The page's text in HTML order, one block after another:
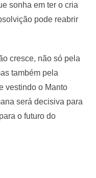
sonha em ter o cria
pode reabrir
cresce, não só pela
também pela
vestindo o Manto
será decisiva para
o futuro do